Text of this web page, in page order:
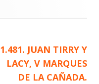
Artículo
siguiente
1.481. JUAN TIRRY Y
LACY, V MARQUES
DE LA CAÑADA.